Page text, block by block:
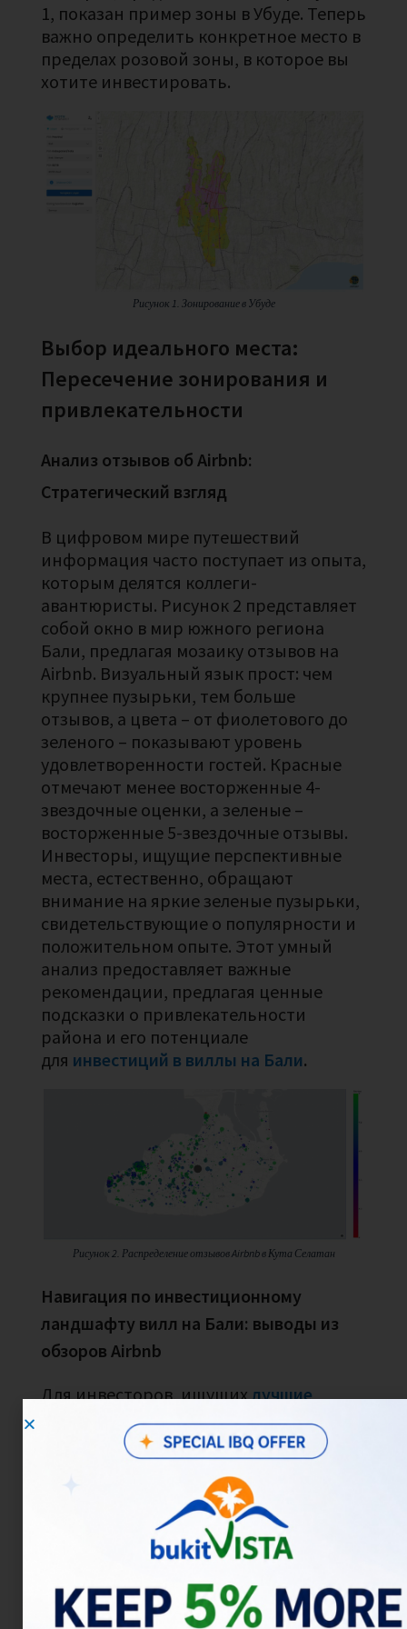
1, показан пример зоны в Убуде. Теперь
важно определить конкретное место в
пределах розовой зоны, в которое вы
хотите инвестировать.
Рисунок 1. Зонирование в Убуде
Выбор идеального места:
Пересечение зонирования и
привлекательности
Анализ отзывов об Airbnb:
Стратегический взгляд
В цифровом мире путешествий
информация часто поступает из опыта,
которым делятся коллеги-
авантюристы. Рисунок 2 представляет
собой окно в мир южного региона
Бали, предлагая мозаику отзывов на
Airbnb. Визуальный язык прост: чем
крупнее пузырьки, тем больше
отзывов, а цвета – от фиолетового до
зеленого – показывают уровень
удовлетворенности гостей. Красные
отмечают менее восторженные 4-
звездочные оценки, а зеленые –
восторженные 5-звездочные отзывы.
Инвесторы, ищущие перспективные
места, естественно, обращают
внимание на яркие зеленые пузырьки,
свидетельствующие о популярности и
положительном опыте. Этот умный
анализ предоставляет важные
рекомендации, предлагая ценные
подсказки о привлекательности
района и его потенциале
для инвестиций в виллы на Бали.
Рисунок 2. Распределение отзывов Airbnb в Кута Селатан
Навигация по инвестиционному
ландшафту вилл на Бали: выводы из
обзоров Airbnb
Для инвесторов, ищущихлучшие
возможности на Бали, карта отзывов
Airbnb служит ценным ориентиром.
Представьте себя на их месте,
рассматривая привлекательные
розовые зоны на карте. Возникает
естественный вопрос: «Какое именно
место в этой розовой зоне является
удивление прост: ищите розовые
области, украшенные крупными